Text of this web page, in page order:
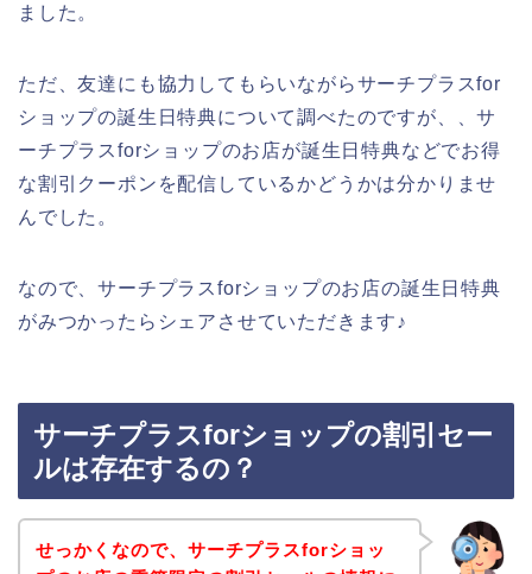
ました。
ただ、友達にも協力してもらいながらサーチプラスfor
ショップの誕生日特典について調べたのですが、、サ
ーチプラスforショップのお店が誕生日特典などでお得
な割引クーポンを配信しているかどうかは分かりませ
んでした。
なので、サーチプラスforショップのお店の誕生日特典
がみつかったらシェアさせていただきます♪
サーチプラスforショップの割引セー
ルは存在するの？
せっかくなので、サーチプラスforショッ